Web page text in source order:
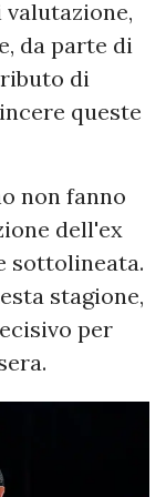
valutazione,
da parte di
di
queste
non fanno
dell'ex
sottolineata.
stagione,
per